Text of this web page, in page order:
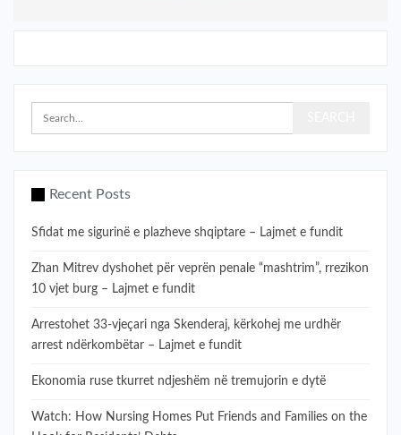
Recent Posts
Sfidat me sigurinë e plazheve shqiptare – Lajmet e fundit
Zhan Mitrev dyshohet për veprën penale “mashtrim”, rrezikon
10 vjet burg – Lajmet e fundit
Arrestohet 33-vjeçari nga Skenderaj, kërkohej me urdhër
arrest ndërkombëtar – Lajmet e fundit
​Ekonomia ruse tkurret ndjeshëm në tremujorin e dytë
Watch: How Nursing Homes Put Friends and Families on the